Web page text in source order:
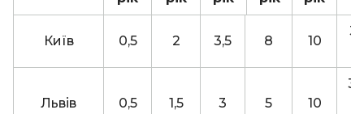
Київ 0,5 2 3,5 8 10
Львів 0,5 1,5 3 5 10